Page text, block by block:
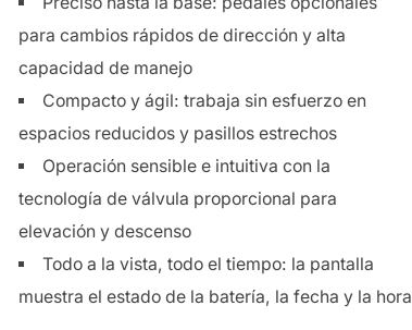
para cambios rápidos de dirección y alta
capacidad de manejo
Compacto y ágil: trabaja sin esfuerzo en
espacios reducidos y pasillos estrechos
Operación sensible e intuitiva con la
tecnología de válvula proporcional para
elevación y descenso
Todo a la vista, todo el tiempo: la pantalla
muestra el estado de la batería, la fecha y la hora